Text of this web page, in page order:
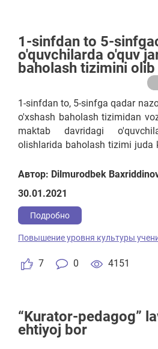
1-sinfdan to 5-
o'quvchilarda o'quv
baholash tizimini
1-sinfdan to, 5-sinfga qadar
o'xshash baholash tizimidan
maktab davridagi
olishlarida baholash tizimi juda
kamsitilish, birini boshqasini
yo'qotish deb hisoblayman.
o'quvchi yoshlarga
rag'batlantirish, kitobga
uchun ko'proq rang-barang
berish zarur. So'ngra o'sha
fikrlashini shakllantirish zarur.
Автор: Dilmurodbek
30.01.2021
Подробно
7 0 4151
Повышение уровня культуры
“Kurator-pedagog”
ehtiyoj bor